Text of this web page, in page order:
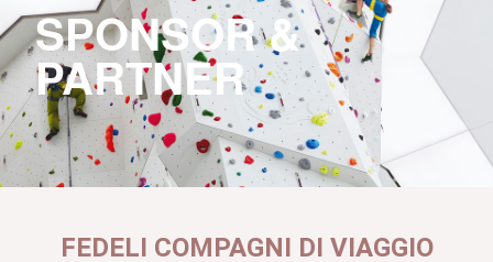
SPONSOR &
PARTNER
FEDELI COMPAGNI DI VIAGGIO